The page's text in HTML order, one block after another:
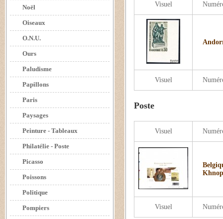
Noël
Oiseaux
O.N.U.
Ours
Paludisme
Papillons
Paris
Paysages
Peinture - Tableaux
Philatélie - Poste
Picasso
Poissons
Politique
Pompiers
Visuel
Visuel
Poste
Visuel
Visuel